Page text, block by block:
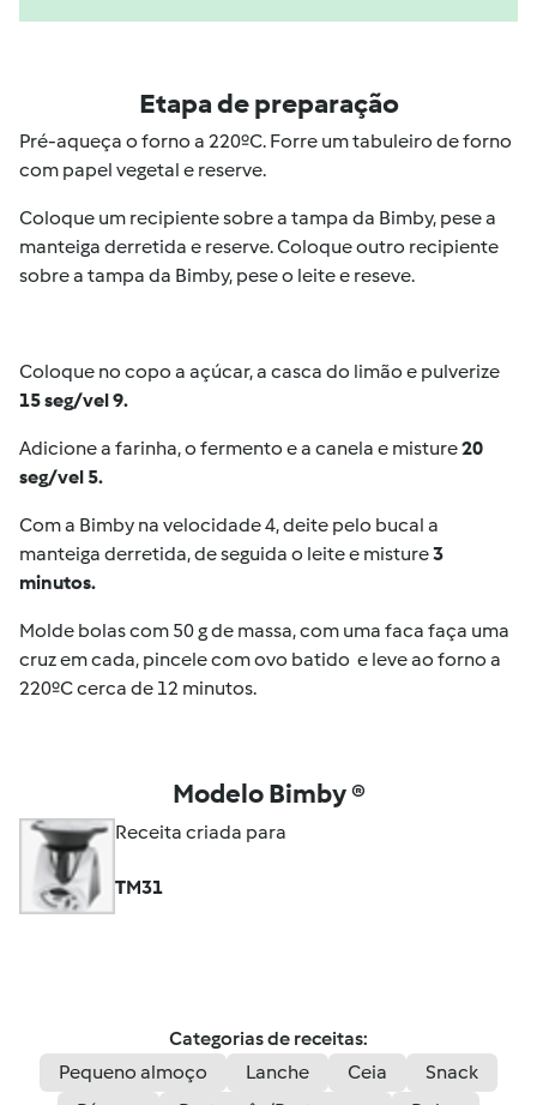
Etapa de preparação
Pré-aqueça o forno a 220ºC. Forre um tabuleiro de forno
com papel vegetal e reserve.
Coloque um recipiente sobre a tampa da Bimby, pese a
manteiga derretida e reserve. Coloque outro recipiente
sobre a tampa da Bimby, pese o leite e reseve.
Coloque no copo a açúcar, a casca do limão e pulverize
15 seg/vel 9.
Adicione a farinha, o fermento e a canela e misture20
seg/vel 5.
Com a Bimby na velocidade 4, deite pelo bucal a
manteiga derretida, de seguida o leite e misture3
minutos.
Molde bolas com 50 g de massa, com uma faca faça uma
cruz em cada, pincele com ovo batido e leve ao forno a
220ºC cerca de 12 minutos.
Modelo Bimby ®
Receita criada para
TM31
Categorias de receitas:
Pequeno almoço
Lanche Ceia
Snack